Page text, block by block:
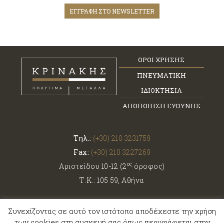
ΕΓΓΡΑΦΗ ΣΤΟ NEWSLETTER
ΟΡΟΙ ΧΡΗΣΗΣ
ΠΝΕΥΜΑΤΙΚΗ
ΙΔΙΟΚΤΗΣΙΑ
ΑΠΟΠΟΙΗΣΗ ΕΥΘΥΝΗΣ
Τηλ.: (+30) 210 3231759
Fax: (+30) 210 3227269
Αριστείδου 10-12 (2ος όροφος)
Τ.Κ.: 105 59, Αθήνα
Κρινάκης Α.Ε.
Συνεχίζοντας σε αυτό τον ιστότοπο αποδέχεστε την χρήση